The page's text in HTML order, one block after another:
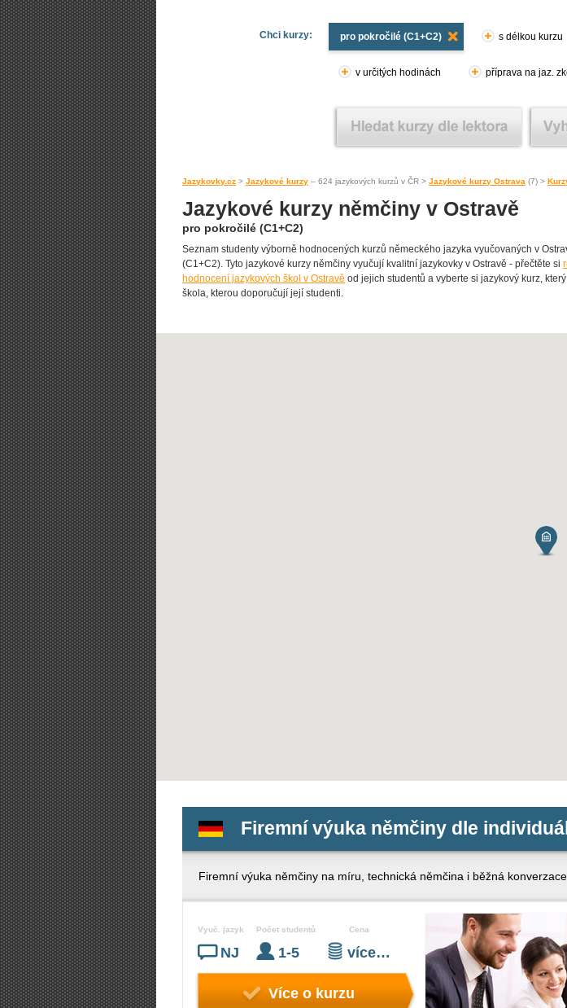
Chci kurzy: pro pokročilé (C1+C2) s délkou kurzu
v určitých hodinách příprava na jaz.
Jazykovky.cz > Jazykové kurzy – 624 jazykových kurzů v ČR > Jazykové kurzy Ostrava (7) >
Jazykové kurzy němčiny v Ostravě
pro pokročilé (C1+C2)
Seznam studenty výborně hodnocených kurzů německého jazyka vyučovaných v
(C1+C2). Tyto jazykové kurzy němčiny vyučují kvalitní jazykovky v Ostravě - přečtěte si
hodnocení jazykových škol v Ostravě od jejich studentů a vyberte si jazykový kurz,
škola, kterou doporučují její studenti.
Firemní výuka němčiny dle
Firemní výuka němčiny na míru, technická němčina i běžná konverzace
Vyuč. jazyk
NJ
Počet studentů
1-5
Cena
více…
Více o kurzu